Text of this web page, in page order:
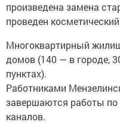
произведена замена
проведен
Многоквартирный
домов (140 — в городе,
пунктах).
Работниками
завершаются работы по
каналов.